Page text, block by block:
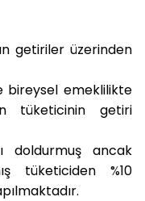
getiriler üzerinden
bireysel emeklilikte
tüketicinin getiri
doldurmuş ancak
tüketiciden %10